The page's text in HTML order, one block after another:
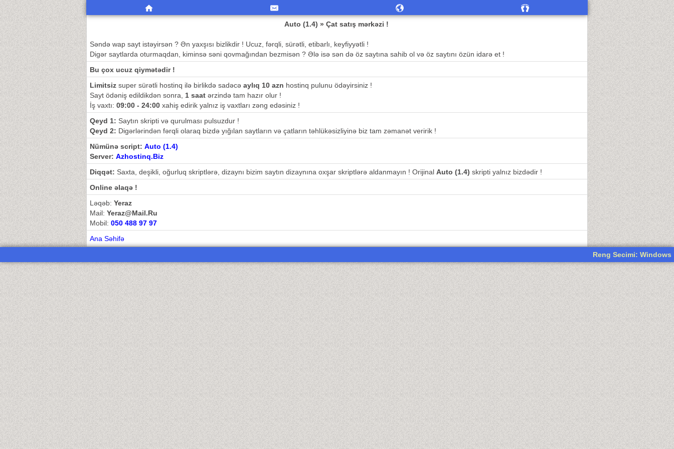
Auto (1.4) » Çat satış mərkəzi !
Səndə wap sayt istəyirsən ? Ən yaxşısı bizlikdir ! Ucuz, fərqli, sürətli, etibarlı, keyfiyyətli !
Digər saytlarda oturmaqdan, kiminsə səni qovmağından bezmisən ? Ələ isə sən də öz saytına sahib ol və öz saytını özün idarə et !
Bu çox ucuz qiymətədir !
Limitsiz super sürətli hostinq ilə birlikdə sadəcə aylıq 10 azn hostinq pulunu ödəyirsiniz !
Sayt ödəniş edildikdən sonra, 1 saat ərzində tam hazır olur !
İş vaxtı: 09:00 - 24:00 xahiş edirik yalnız iş vaxtları zəng edəsiniz !
Qeyd 1: Saytın skripti və qurulması pulsuzdur !
Qeyd 2: Digərlərindən fərqli olaraq bizdə yığılan saytların və çatların təhlükəsizliyinə biz tam zəmanət veririk !
Nümünə script: Auto (1.4)
Server: Azhostinq.Biz
Diqqət: Saxta, deşikli, oğurluq skriptlərə, dizaynı bizim saytın dizaynına oxşar skriptlərə aldanmayın ! Orijinal Auto (1.4) skripti yalnız bizdədir !
Online əlaqə !
Ləqəb: Yeraz
Mail: Yeraz@Mail.Ru
Mobil: 050 488 97 97
Ana Səhifə
Reng Secimi: Windows